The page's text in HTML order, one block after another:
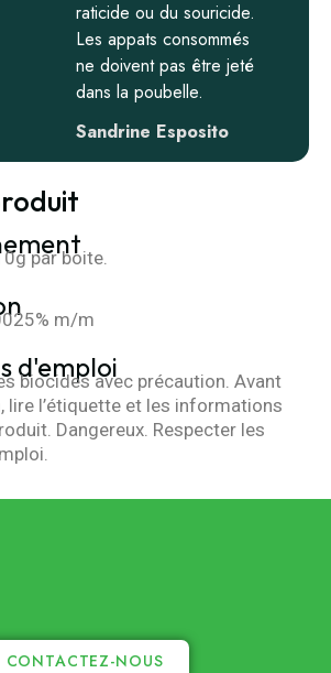
raticide ou du souricide.
Les appats consommés
ne doivent pas être jeté
dans la poubelle.
Sandrine Esposito
par boite.
m/m
d'emploi
biocides avec précaution. Avant
lire l’étiquette et les informations
Dangereux. Respecter les
CONTACTEZ-NOUS